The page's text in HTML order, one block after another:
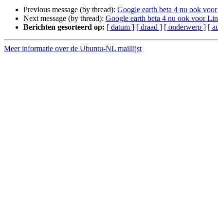
Previous message (by thread): Google earth beta 4 nu ook
Next message (by thread): Google earth beta 4 nu ook voor
Berichten gesorteerd op: [ datum ] [ draad ] [ onderwerp ] [
Meer informatie over de Ubuntu-NL maillijst